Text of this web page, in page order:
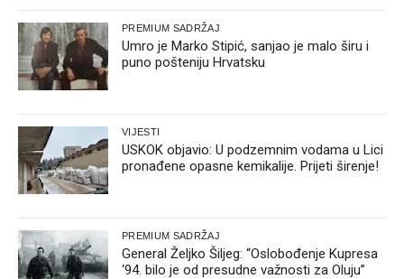
PREMIUM SADRŽAJ
Umro je Marko Stipić, sanjao je malo širu i
puno pošteniju Hrvatsku
VIJESTI
USKOK objavio: U podzemnim vodama u Lici
pronađene opasne kemikalije. Prijeti širenje!
PREMIUM SADRŽAJ
General Željko Šiljeg: “Oslobođenje Kupresa
‘94. bilo je od presudne važnosti za Oluju”